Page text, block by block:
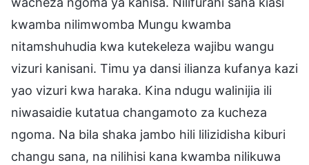
kwamba nilimwomba Mungu kwamba
nitamshuhudia kwa kutekeleza wajibu wangu
vizuri kanisani. Timu ya dansi ilianza kufanya kazi
yao vizuri kwa haraka. Kina ndugu walinijia ili
niwasaidie kutatua changamoto za kucheza
ngoma. Na bila shaka jambo hili lilizidisha kiburi
changu sana, na nilihisi kana kwamba nilikuwa